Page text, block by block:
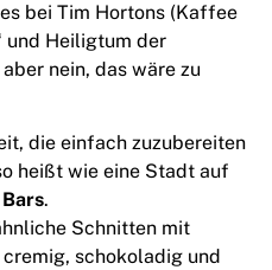
bei Tim Hortons (Kaffee
und Heiligtum der
nein, das wäre zu
die einfach zuzubereiten
heißt wie eine Stadt auf
.
Schnitten mit
schokoladig und